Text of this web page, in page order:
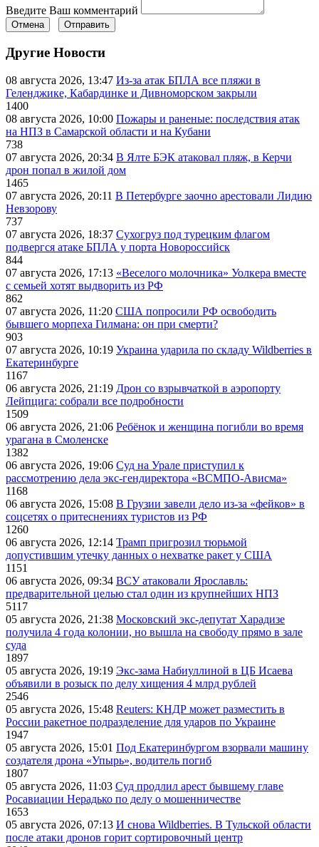
Введите Ваш комментарий
Отмена Отправить
Другие Новости
08 августа 2026, 13:47 Из-за атак БПЛА все пляжи в
Геленджике, Кабардинке и Дивноморском закрыли
1400
08 августа 2026, 10:00 Пожары и раненые: последствия атак
на НПЗ в Самарской области и на Кубани
738
07 августа 2026, 20:34 В Ялте БЭК атаковал пляж, в Керчи
дрон попал в жилой дом
1465
07 августа 2026, 20:11 В Петербурге заочно арестовали Лидию
Невзорову
737
07 августа 2026, 18:37 Сухогруз под турецким флагом
подвергся атаке БПЛА у порта Новороссийск
844
07 августа 2026, 17:13 «Веселого молочника» Уолкера вместе
с семьей хотят выдворить из РФ
862
07 августа 2026, 11:20 США попросили РФ освободить
бывшего морпеха Гилмана: он при смерти?
903
07 августа 2026, 10:19 Украина ударила по складу Wildberries в
Екатеринбурге
1167
06 августа 2026, 21:19 Дрон со взрывчаткой в аэропорту
Лейпцига: собрали все подробности
1509
06 августа 2026, 21:06 Ребёнок и женщина погибли во время
урагана в Смоленске
1382
06 августа 2026, 19:06 Суд на Урале приступил к
рассмотрению дела экс-гендиректора «ВСМПО-Ависма»
1168
06 августа 2026, 15:08 В Грузии завели дело из-за «фейков» в
соцсетях о притеснениях туристов из РФ
1260
06 августа 2026, 12:14 Трамп пригрозил тюрьмой
допустившим утечку данных о нехватке ракет у США
1151
06 августа 2026, 09:34 ВСУ атаковали Ярославль:
предварительной целью стал один из крупнейших НПЗ
5117
05 августа 2026, 21:38 Московский экс-депутат Харадизе
получила 4 года колонии, но вышла на свободу прямо в зале
суда
1897
05 августа 2026, 19:19 Экс-зама Набиуллиной в ЦБ Исаева
объявили в розыск по делу хищения 4 млрд рублей
2546
05 августа 2026, 15:48 Reuters: КНДР может разместить в
России ракетное подразделение для ударов по Украине
1947
05 августа 2026, 15:01 Под Екатеринбургом взорвали машину
создателя дрона «Упырь», водитель погиб
1807
05 августа 2026, 11:03 Суд продлил арест бывшему главе
Росавиации Нерадько по делу о мошенничестве
1653
05 августа 2026, 07:13 И снова Wildberries. В Тульской области
после атаки дронов горит сортировочный центр